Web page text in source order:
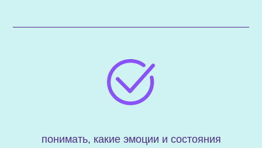
понимать, какие эмоции и состояния